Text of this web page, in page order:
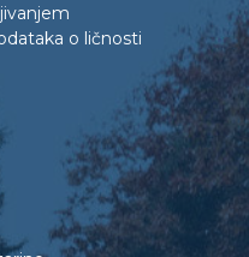
o ličnosti